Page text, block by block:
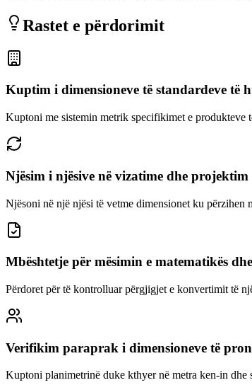
Rastet e përdorimit
Kuptim i dimensioneve të standardeve të
Kuptoni me sistemin metrik specifikimet e produkteve
Njësim i njësive në vizatime dhe projektim
Njësoni në një njësi të vetme dimensionet ku përzihen
Mbështetje për mësimin e matematikës
Përdoret për të kontrolluar përgjigjet e konvertimit të
Verifikim paraprak i dimensioneve të
Kuptoni planimetrinë duke kthyer në metra ken-in dhe